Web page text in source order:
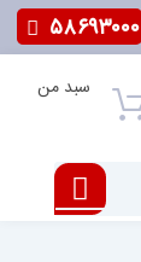
۵۸۶۹۳۰۰۰
سبد من